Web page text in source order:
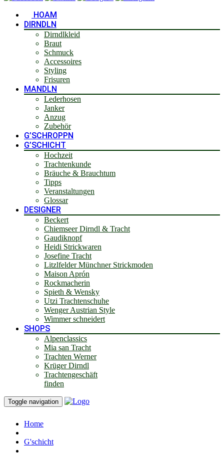
HOAM
DIRNDLN
Dirndlkleid
Braut
Schmuck
Accessoires
Styling
Frisuren
MANDLN
Lederhosen
Janker
Anzug
Zubehör
G’SCHROPPN
G’SCHICHT
Hochzeit
Trachtenkunde
Bräuche & Brauchtum
Tipps
Veranstaltungen
Glossar
DESIGNER
Beckert
Chiemseer Dirndl & Tracht
Gaudiknopf
Heidi Strickwaren
Josefine Tracht
Litzlfelder Münchner Strickmoden
Maison Aprón
Rockmacherin
Spieth & Wensky
Utzi Trachtenschuhe
Wenger Austrian Style
Wimmer schneidert
SHOPS
Alpenclassics
Mia san Tracht
Trachten Werner
Krüger Dirndl
Trachtengeschäft
finden
Toggle navigation
Home
G'schicht